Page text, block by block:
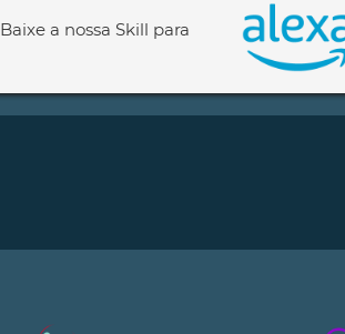
Baixe a nossa Skill para